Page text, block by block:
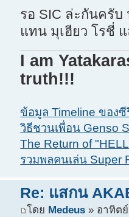
รอ SIC ล่ะกันครับ
แทน มุเฮียว โรชี่
I am
truth!!!
ข้อมูล Timeline ของ
วิธีชวนเพื่อน Genso
The Return of
รวมพลคนเล่น Super
Re: แสกน
โดย Medeus » อาทิต